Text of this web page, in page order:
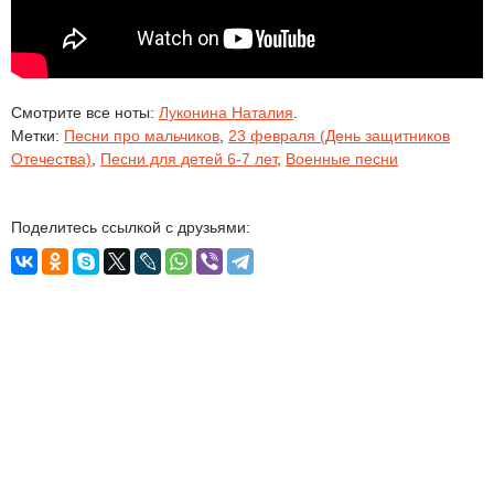
Смотрите все ноты: Луконина Наталия
Метки: Песни про мальчиков 23 февраля (День защитников
Отечества)
Песни для детей 6-7 лет, Военные песни
Поделитесь ссылкой с друзьями: